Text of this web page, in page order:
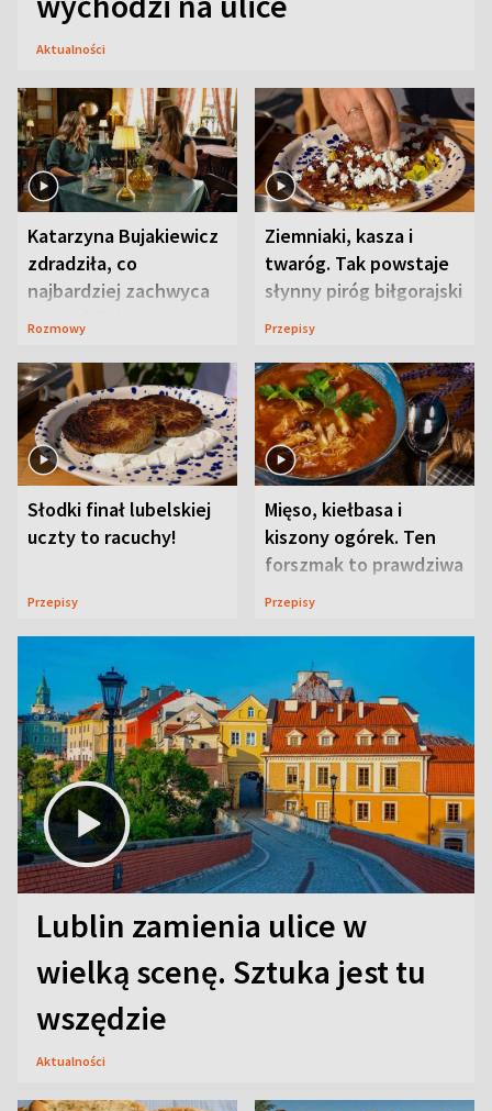
Aktualności
Katarzyna Bujakiewicz
zdradziła, co
najbardziej zachwyca
ją w Lublinie
Rozmowy
Ziemniaki, kasza i
twaróg. Tak powstaje
słynny piróg biłgorajski
Przepisy
Słodki finał lubelskiej
uczty to racuchy!
Przepisy
Mięso, kiełbasa i
kiszony ogórek. Ten
forszmak to prawdziwa
uczta
Przepisy
Lublin zamienia ulice w
wielką scenę. Sztuka jest tu
wszędzie
Aktualności